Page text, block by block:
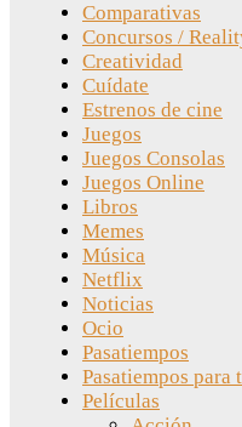
Comparativas
Concursos /
Creatividad
Cuídate
Estrenos de cine
Juegos
Juegos Consolas
Juegos Online
Libros
Memes
Música
Netflix
Noticias
Ocio
Pasatiempos
Pasatiempos para
Películas